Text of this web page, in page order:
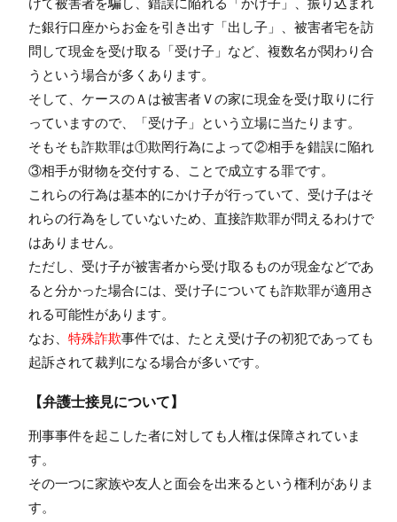
た銀行口座からお金を引き出す「出し子」、被害者宅を訪
問して現金を受け取る「受け子」など、複数名が関わり合
うという場合が多くあります。
そして、ケースのＡは被害者Ｖの家に現金を受け取りに行
っていますので、「受け子」という立場に当たります。
そもそも詐欺罪は①欺罔行為によって②相手を錯誤に陥れ
③相手が財物を交付する、ことで成立する罪です。
これらの行為は基本的にかけ子が行っていて、受け子はそ
れらの行為をしていないため、直接詐欺罪が問えるわけで
はありません。
ただし、受け子が被害者から受け取るものが現金などであ
ると分かった場合には、受け子についても詐欺罪が適用さ
れる可能性があります。
なお、 特殊詐欺事件では、たとえ受け子の初犯であっても
起訴されて裁判になる場合が多いです。
【弁護士接見について】
刑事事件を起こした者に対しても人権は保障されていま
す。
その一つに家族や友人と面会を出来るという権利がありま
す。